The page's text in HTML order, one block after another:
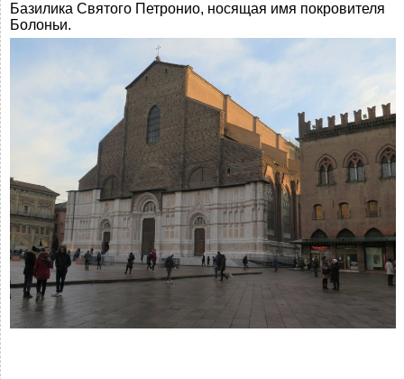
Базилика Святого Петронио, носящая имя покровителя
Болоньи.